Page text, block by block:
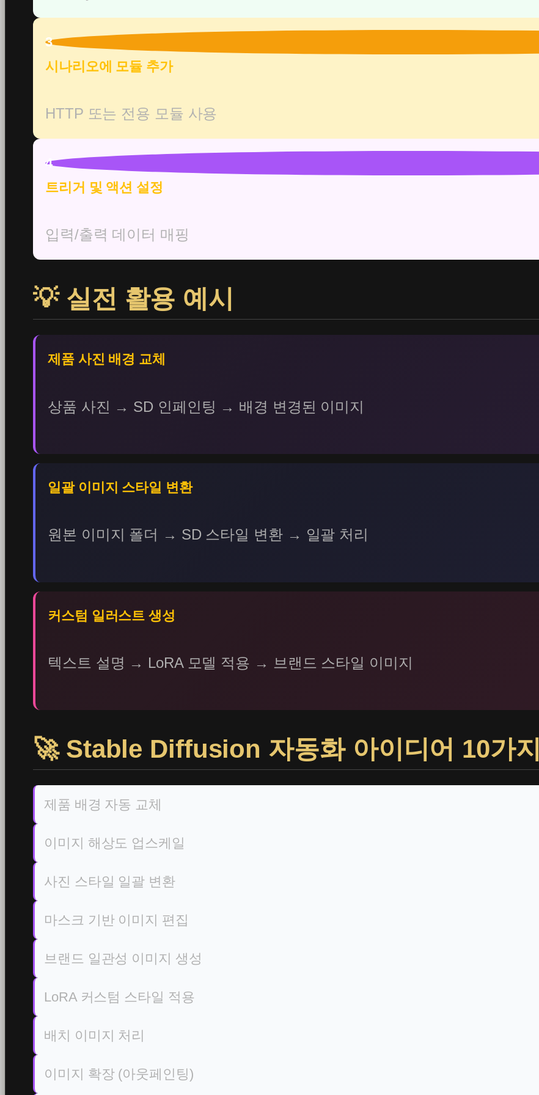
3
시나리오에 모듈 추가
HTTP 또는 전용 모듈 사용
4
트리거 및 액션 설정
입력/출력 데이터 매핑
💡 실전 활용 예시
제품 사진 배경 교체
상품 사진 → SD 인페인팅 → 배경 변경된 이미지
일괄 이미지 스타일 변환
원본 이미지 폴더 → SD 스타일 변환 → 일괄 처리
커스텀 일러스트 생성
텍스트 설명 → LoRA 모델 적용 → 브랜드 스타일 이미지
🚀 Stable Diffusion 자동화 아이디어 10가지
제품 배경 자동 교체
이미지 해상도 업스케일
사진 스타일 일괄 변환
마스크 기반 이미지 편집
브랜드 일관성 이미지 생성
LoRA 커스텀 스타일 적용
배치 이미지 처리
이미지 확장 (아웃페인팅)